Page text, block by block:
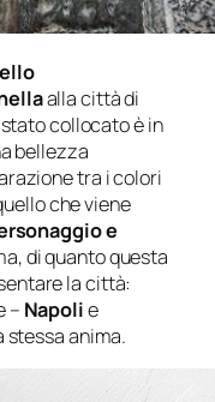
alla città di
collocato è in
bellezza
tra i colori
che viene
e
di quanto questa
la città:
– Napolie
stessa anima.